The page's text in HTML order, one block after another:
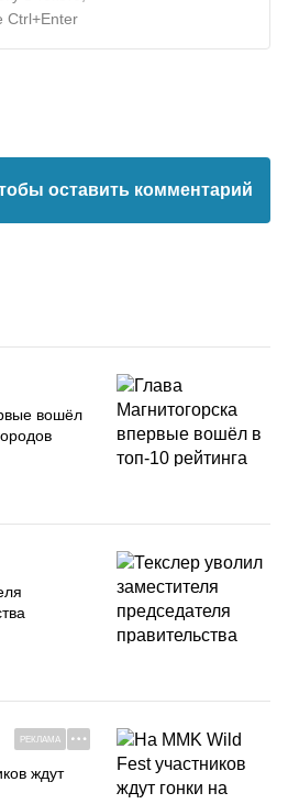
Ctrl+Enter
оставить комментарий
вошёл
РЕКЛАМА
ждут